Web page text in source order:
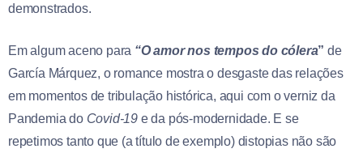
demonstrados.
Em algum aceno para “O amor nos tempos do cólera”de
García Márquez, o romance mostra o desgaste das relações
em momentos de tribulação histórica, aqui com o verniz da
Pandemia do Covid-19 e da pós-modernidade. E se
repetimos tanto que (a título de exemplo) distopias não são